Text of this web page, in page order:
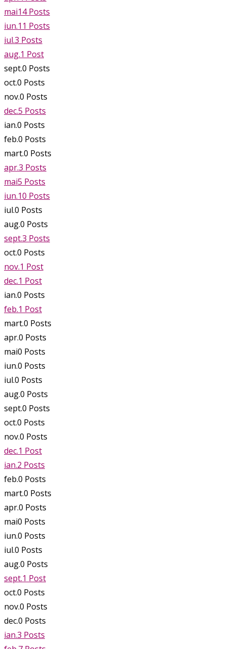
mai14 Posts
iun.11 Posts
iul.3 Posts
aug.1 Post
sept.0 Posts
oct.0 Posts
nov.0 Posts
dec.5 Posts
ian.0 Posts
feb.0 Posts
mart.0 Posts
apr.3 Posts
mai5 Posts
iun.10 Posts
iul.0 Posts
aug.0 Posts
sept.3 Posts
oct.0 Posts
nov.1 Post
dec.1 Post
ian.0 Posts
feb.1 Post
mart.0 Posts
apr.0 Posts
mai0 Posts
iun.0 Posts
iul.0 Posts
aug.0 Posts
sept.0 Posts
oct.0 Posts
nov.0 Posts
dec.1 Post
ian.2 Posts
feb.0 Posts
mart.0 Posts
apr.0 Posts
mai0 Posts
iun.0 Posts
iul.0 Posts
aug.0 Posts
sept.1 Post
oct.0 Posts
nov.0 Posts
dec.0 Posts
ian.3 Posts